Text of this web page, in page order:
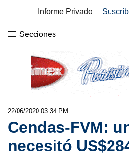
Informe Privado
Secciones
22/06/2020 03:34 PM
Cendas-FVM:
necesitó